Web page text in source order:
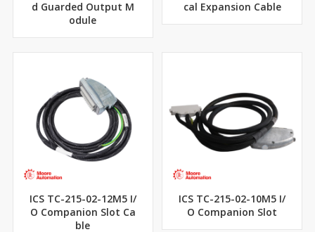
d Guarded Output M
odule
cal Expansion Cable
ICS TC-215-02-12M5 I/
O Companion Slot Ca
ble
ICS TC-215-02-10M5 I/
O Companion Slot